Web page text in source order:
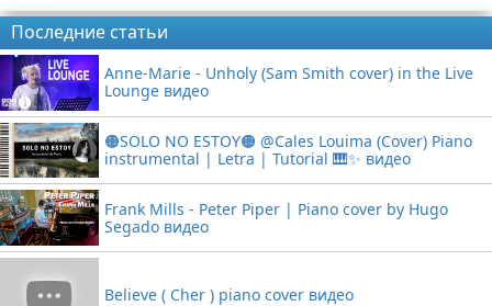
Последние статьи
Anne-Marie - Unholy (Sam Smith cover) in the Live
Lounge видео
🟠SOLO NO ESTOY🟠 @Cales Louima (Cover) Piano
instrumental | Letra | Tutorial 🎹✨ видео
Frank Mills - Peter Piper | Piano cover by Hugo
Segado видео
Believe ( Cher ) piano cover видео